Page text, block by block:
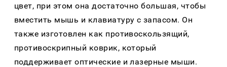
цвет, при этом она достаточно большая, чтобы
вместить мышь и клавиатуру с запасом. Он
также изготовлен как противоскользящий,
противоскрипный коврик, который
поддерживает оптические и лазерные мыши.